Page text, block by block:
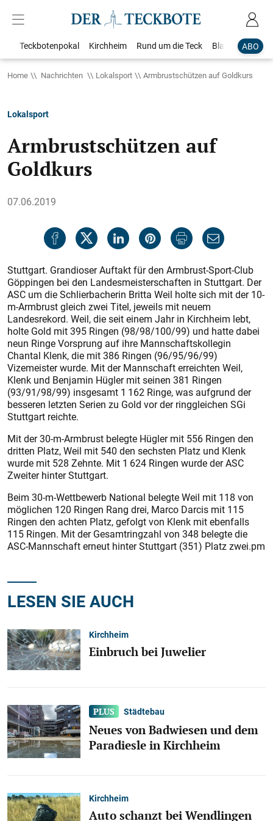
ABO
Teckbotenpokal Kirchheim Rund um die Teck Blaulicht
Home Nachrichten Lokalsport Armbrustschützen auf Goldkurs
Lokalsport
Armbrustschützen auf
Goldkurs
07.06.2019
Stuttgart. Grandioser Auftakt für den Armbrust-Sport-Club
Göppingen bei den Landesmeisterschaften in Stuttgart. Der
ASC um die Schlierbacherin Britta Weil holte sich mit der 10-
m-Armbrust gleich zwei Titel, jeweils mit neuem
Landesrekord. Weil, die seit einem Jahr in Kirchheim lebt,
holte Gold mit 395 Ringen (98/98/100/99) und hatte dabei
neun Ringe Vorsprung auf ihre Mannschaftskollegin
Chantal Klenk, die mit 386 Ringen (96/95/96/99)
Vizemeister wurde. Mit der Mannschaft erreichten Weil,
Klenk und Benjamin Hügler mit seinen 381 Ringen
(93/91/98/99) insgesamt 1 162 Ringe, was aufgrund der
besseren letzten Serien zu Gold vor der ringgleichen SGi
Stuttgart reichte.
Mit der 30-m-Armbrust belegte Hügler mit 556 Ringen den
dritten Platz, Weil mit 540 den sechsten Platz und Klenk
wurde mit 528 Zehnte. Mit 1 624 Ringen wurde der ASC
Zweiter hinter Stuttgart.
Beim 30-m-Wettbewerb National belegte Weil mit 118 von
möglichen 120 Ringen Rang drei, Marco Darcis mit 115
Ringen den achten Platz, gefolgt von Klenk mit ebenfalls
115 Ringen. Mit der Gesamt­ringzahl von 348 belegte die
ASC-Mannschaft erneut hinter Stuttgart (351) Platz zwei.pm
LESEN SIE AUCH
Kirchheim
Einbruch bei Juwelier
Städtebau
Neues von Badwiesen und dem
Paradiesle in Kirchheim
Kirchheim
Auto schanzt bei Wendlingen